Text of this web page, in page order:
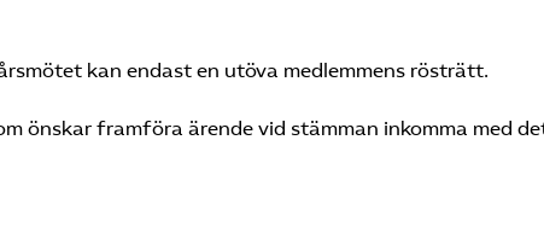
kan endast en utöva medlemmens rösträtt.
önskar framföra ärende vid stämman inkomma med